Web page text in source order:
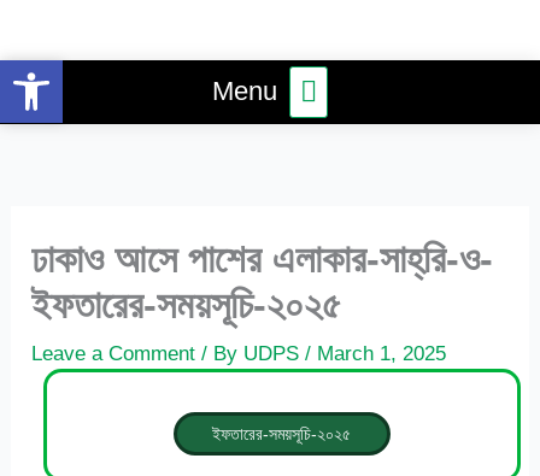
content
Main
Menu
Menu
ঢাকাও আসে পাশের এলাকার-সাহ্‌রি-ও-
ইফতারের-সময়সূচি-২০২৫
Leave a Comment / By UDPS/ March 1, 2025
ইফতারের-সময়সূচি-২০২৫
Open toolbar